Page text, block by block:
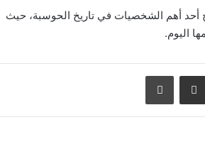
أحد أهم الشخصيات في تاريخ الحوسبة، حيث
اليوم.